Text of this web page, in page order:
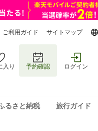
ご利用ガイド サイトマップ
入り 予約確認 ログイン
るさと納税 旅行ガイド